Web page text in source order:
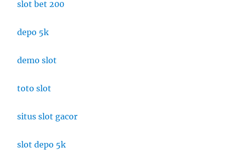
slot bet 200
depo 5k
demo slot
toto slot
situs slot gacor
slot depo 5k